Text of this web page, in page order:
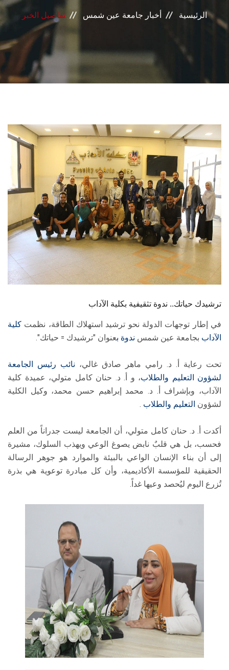
الرعاية الصحية
المراكز والوحدات
الأنظمة الذكية
تواصل معنا
الطلاب
هيئة التدريس
الدراسات العليا
الخريجين
الموظفون
سجل الان
الرئيسية أخبار جامعة عين شمس تفاصيل الخبر
ترشيدك حياتك.. ندوة تثقيفية بكلية الآداب
في إطار توجهات الدولة نحو ترشيد استهلاك الطاقة، نظمت كلية
الآداب بجامعة عين شمس ندوة بعنوان "ترشيدك = حياتك".
​تحت رعاية أ. د. رامي ماهر صادق غالي، نائب رئيس الجامعة
لشؤون التعليم والطلاب، و أ. د. حنان كامل متولي، عميدة كلية
الآداب، وبإشراف أ. د. محمد إبراهيم حسن محمد، وكيل الكلية
لشؤون التعليم والطلاب .
أكدت أ. د. حنان كامل متولي، أن الجامعة ليست جدراناً من العلم
فحسب، بل هي قلبٌ نابض يصوغ الوعي ويهذب السلوك، مشيرة
إلى أن بناء الإنسان الواعي بالبيئة والموارد هو جوهر الرسالة
الحقيقية للمؤسسة الأكاديمية، وأن كل مبادرة توعوية هي بذرة
تُزرع اليوم ليُحصد وعيها غداً.